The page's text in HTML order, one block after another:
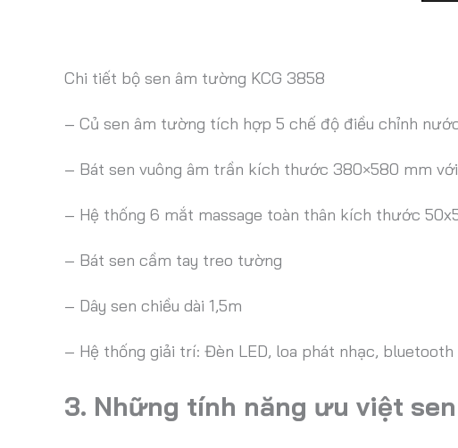
Chi tiết bộ sen âm tường KCG 3858
– Củ sen âm tường tích hợp 5 chế độ điều chỉnh
– Bát sen vuông âm trần kích thước 380×580 mm
– Hệ thống 6 mắt massage toàn thân kích thước
– Bát sen cầm tay treo tường
– Dây sen chiều dài 1,5m
– Hệ thống giải trí: Đèn LED, loa phát nhạc, bluetooth
3. Những tính năng ưu việt